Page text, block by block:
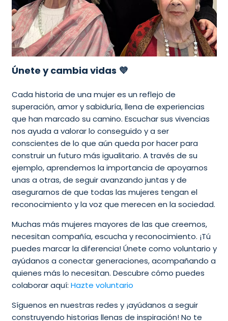
Únete y cambia vidas 💜
Cada historia de una mujer es un reflejo de
superación, amor y sabiduría, llena de experiencias
que han marcado su camino. Escuchar sus vivencias
nos ayuda a valorar lo conseguido y a ser
conscientes de lo que aún queda por hacer para
construir un futuro más igualitario. A través de su
ejemplo, aprendemos la importancia de apoyarnos
unas a otras, de seguir avanzando juntas y de
asegurarnos de que todas las mujeres tengan el
reconocimiento y la voz que merecen en la sociedad.
Muchas más mujeres mayores de las que creemos,
necesitan compañía, escucha y reconocimiento. ¡Tú
puedes marcar la diferencia! Únete como voluntario y
ayúdanos a conectar generaciones, acompañando a
quienes más lo necesitan. Descubre cómo puedes
colaborar aquí: Hazte voluntario
Síguenos en nuestras redes y ¡ayúdanos a seguir
construyendo historias llenas de inspiración! No te